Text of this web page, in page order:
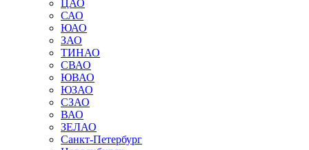
ЦАО
САО
ЮАО
ЗАО
ТИНАО
СВАО
ЮВАО
ЮЗАО
СЗАО
ВАО
ЗЕЛАО
Санкт-Петербург